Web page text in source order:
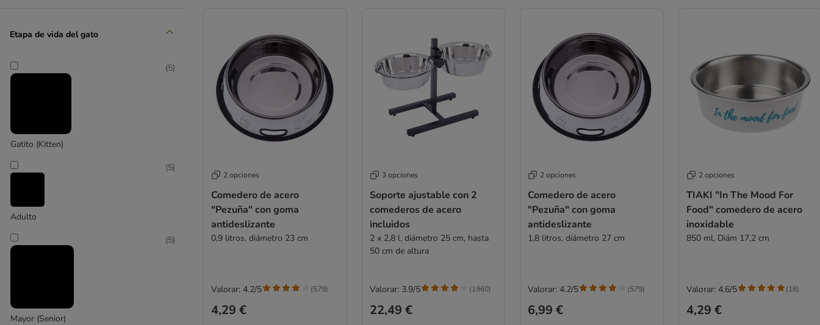
savic
(2)
TIAKI
Etapa de vida del gato
Gatito (Kitten)
(5)
Adulto
(5)
Mayor (Senior)
(5)
2 opciones
Comedero de acero
"Pezuña" con goma
antideslizante
0,9 litros, diámetro 23 cm
4,29 €
Valorar: 4.2/5 (579)
3 opciones
Soporte ajustable con 2
comederos de acero
incluidos
2 x 2,8 l, diámetro 25 cm, hasta
50 cm de altura
22,49 €
Valorar: 3.9/5 (1960)
2 opciones
Comedero de acero
"Pezuña" con goma
antideslizante
1,8 litros, diámetro 27 cm
6,99 €
Valorar: 4.2/5 (579)
2 opciones
TIAKI "In The Mood For
Food" comedero de acero
inoxidable
850 ml, Diám 17,2 cm
4,29 €
Valorar: 4.6/5 (18)